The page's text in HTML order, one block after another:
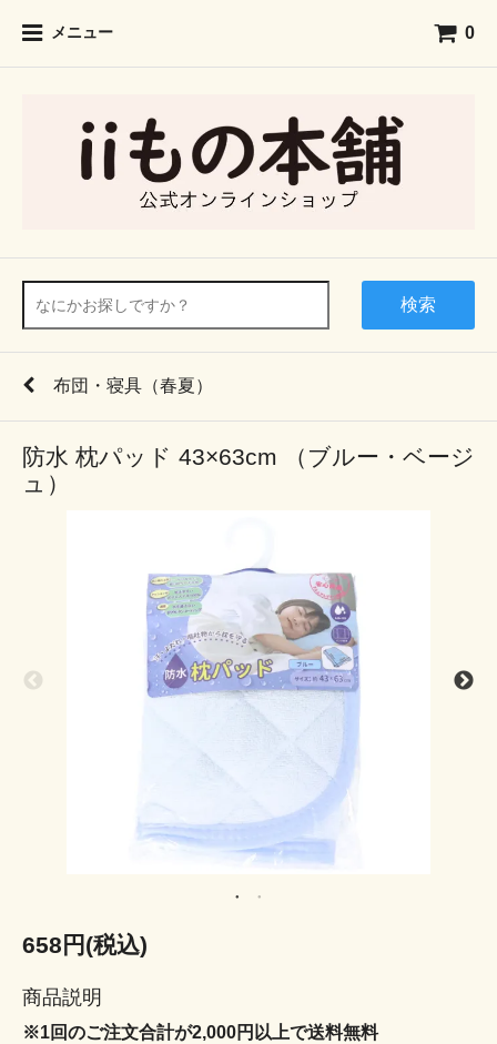
メニュー 0
検索
布団・寝具（春夏）
防水 枕パッド 43×63cm （ブルー・ベージ
ュ）
658円(税込)
商品説明
※1回のご注文合計が2,000円以上で送料無料